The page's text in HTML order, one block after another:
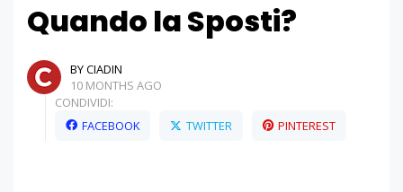
Quando la Sposti?
BY CIADIN
10 MONTHS AGO
CONDIVIDI:
FACEBOOK
TWITTER PINTEREST